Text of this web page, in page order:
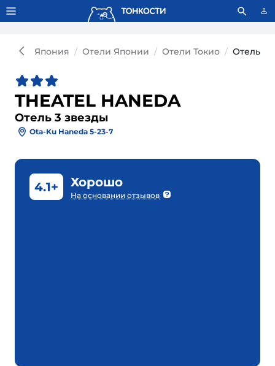
Тонкости используют сookie-файлы. Что это значит?
Япония Отели Японии Отели Токио Отель
THEATEL HANEDA
Отель 3 звезды
Ota-Ku Haneda 5-23-7
4.1+ Хорошо
На основании отзывов